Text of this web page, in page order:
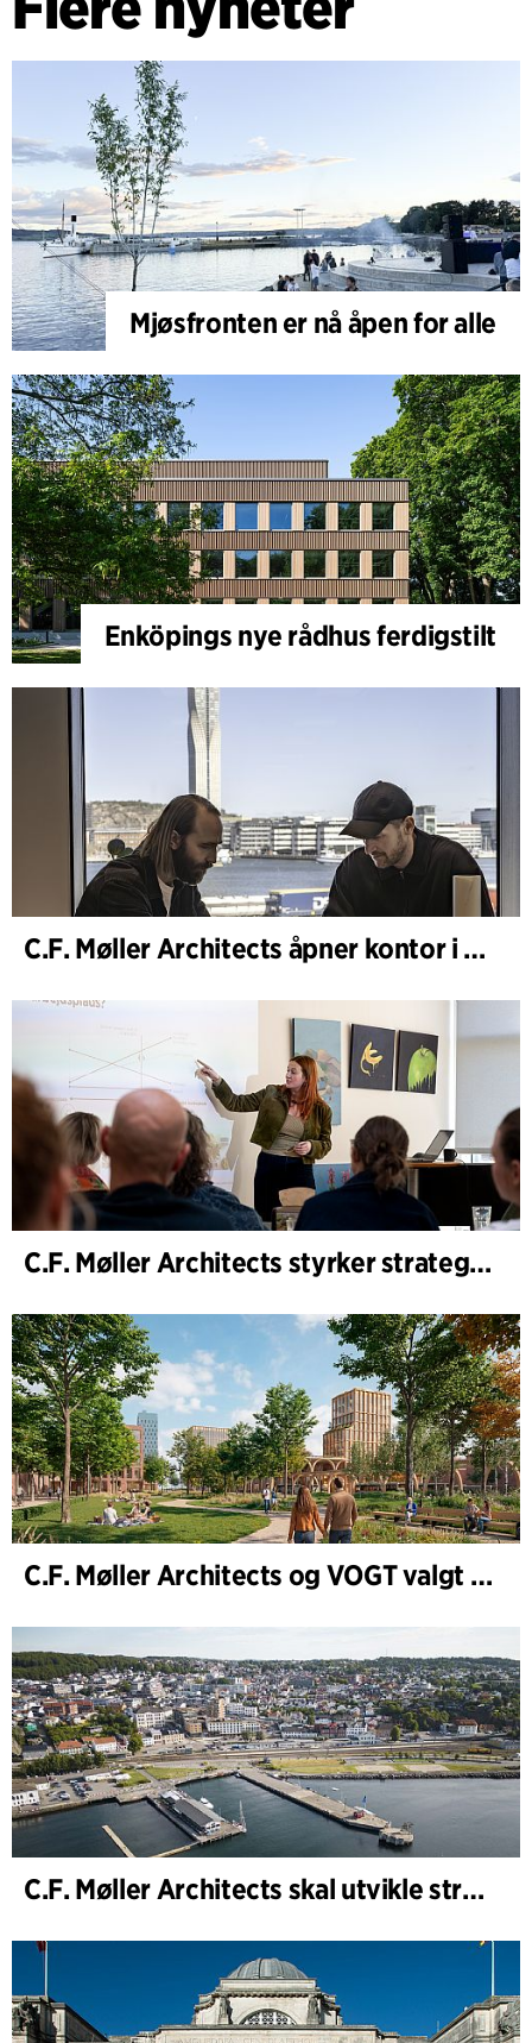
Mjøsfronten er nå åpen for alle
Enköpings nye rådhus ferdigstilt
C.F. Møller Architects åpner kontor i Göteborg
C.F. Møller Architects styrker strategisk rådgivning i tidlige faser
C.F. Møller Architects og VOGT valgt til å forme fremtidens Hamburg-Altona
C.F. Møller Architects skal utvikle strategien for Knutepunkt Larvik og indre havn